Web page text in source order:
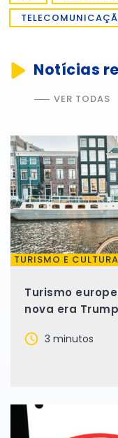
Notícias
VER TODAS
TURISMO E CULTURA
Turismo
nova era Trump
3 minutos